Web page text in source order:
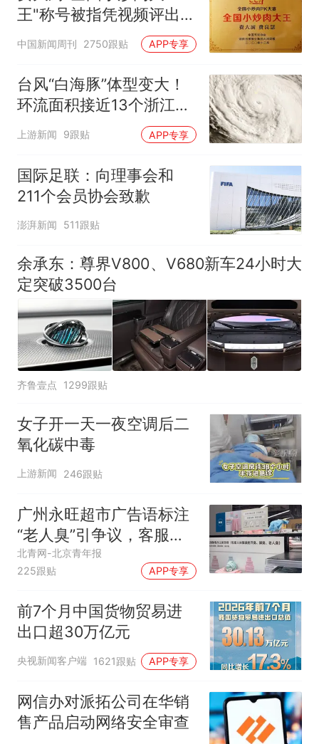
王"称号被指凭视频评出
官方回应
中国新闻周刊 2750跟贴 APP专享
台风“白海豚”体型变大！
环流面积接近13个浙江那
么大
上游新闻 9跟贴 APP专享
国际足联：向理事会和
211个会员协会致歉
澎湃新闻 511跟贴
余承东：尊界V800、V680新车24小时大
定突破3500台
齐鲁壹点 1299跟贴
女子开一天一夜空调后二
氧化碳中毒
上游新闻 246跟贴
广州永旺超市广告语标注
“老人臭”引争议，客服回
应
北青网-北京青年报
225跟贴
APP专享
前7个月中国货物贸易进
出口超30万亿元
央视新闻客户端 1621跟贴 APP专享
网信办对派拓公司在华销
售产品启动网络安全审查